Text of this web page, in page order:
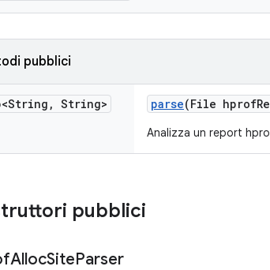
pubblici
, String> parse(File hprof
Analizza un report
pubblici
AllocSiteParser